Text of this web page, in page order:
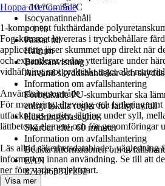
−10 °C - 35 °C
Isocyanatinnehåll
< 1 %
Passar till
Hålrum
Bruksanvisning
Använd skyddshandskar och
Information om avfallshantering
Förbrukade PU-skumburkar ska
enligt lokala regler för farligt avfall
Härdningshastighet
Skärbar efter 60 minuter
Information om avfallshantering
Beakta informationen om
EAN
8713465317232
Hoppa över område
1-komponent fukthärdande
Fogskummet levereras i tryckbehållare
applicering jäser skummet upp direkt när
och expanderar sedan ytterligare under
vidhäftning mot praktiskt taget alla
Användningsområde
För montering, drevning och isolering runt
utfacknings partier, tätning under syll,
lättbetong element och för genomföringar
Läs alltid säkerhetsdatabladet, vägledning
information innan användning. Se till att
ner före varje projektstart.
Visa mer